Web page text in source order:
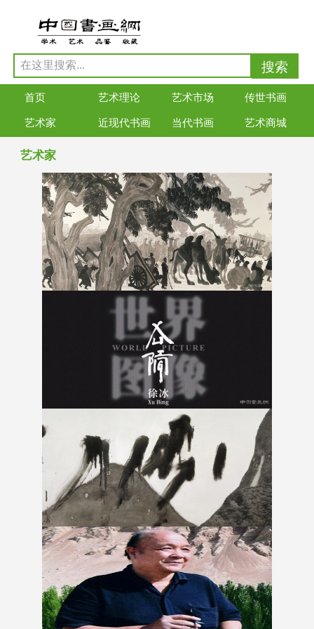
首页 艺术理论 艺术市场 传世书画
艺术家 近现代书画 当代书画 艺术商城
艺术家